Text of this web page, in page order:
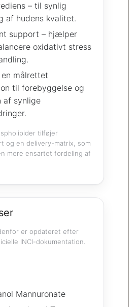
– til synlig
af hudens kvalitet.
support – hjælper
oxidativt stress
en målrettet
til forebyggelse og
af synlige
tilføjer
og en delivery-matrix, som
mere ensartet fordeling af
er opdateret efter
INCI-dokumentation.
Mannuronate